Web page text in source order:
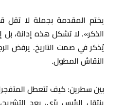
يختم المقدمة بجملة لا تقل
الذكر». لا تشكل هذه إدانة، بل
يُذكر في صمت التاريخ. يرفض
النقاش المطول.
بين سطرين: كيف تتعطل